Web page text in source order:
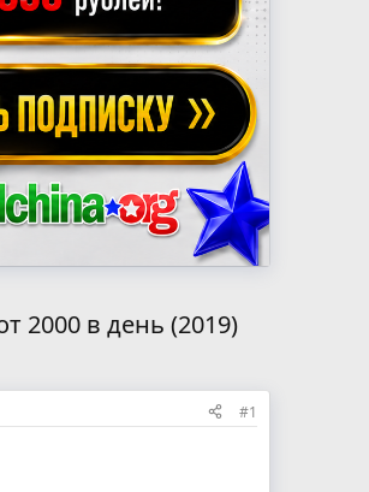
2000 в день (2019)
#1